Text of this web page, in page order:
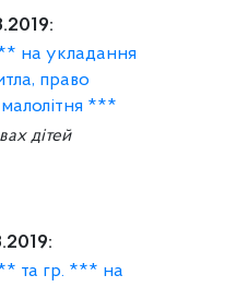
на укладання
право
***
дітей
та гр. *** на